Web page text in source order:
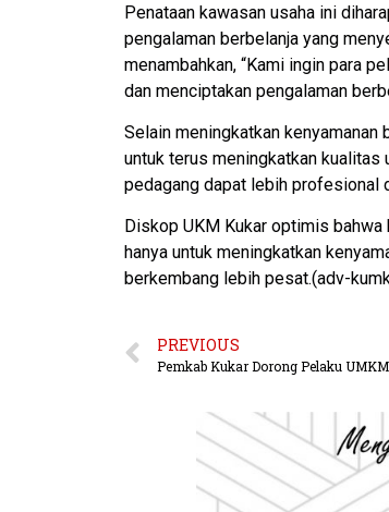
Penataan kawasan usaha ini
pengalaman berbelanja yang
menambahkan, “Kami ingin para
dan menciptakan pengalaman
Selain meningkatkan kenyamanan
untuk terus meningkatkan kualitas
pedagang dapat lebih profesional
Diskop UKM Kukar optimis
hanya untuk meningkatkan
berkembang lebih pesat.(adv-
PREVIOUS